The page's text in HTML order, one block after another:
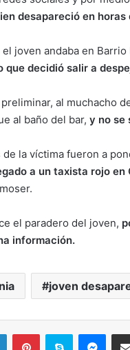
desapareció en
joven andaba en
que decidió salir a
al muchacho
al baño del bar, y no se
la víctima fueron a
a un taxista rojo en
el paradero del joven,
información.
joven
LinkedInPinterestSkype